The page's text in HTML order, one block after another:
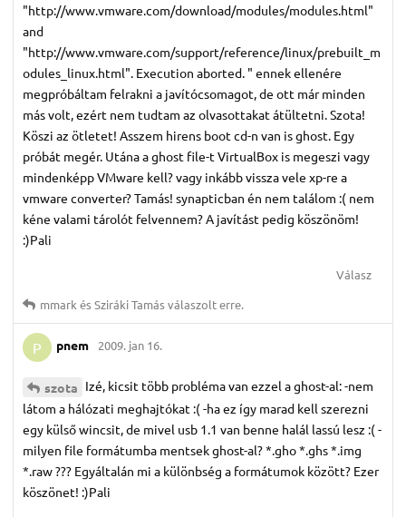
"http://www.vmware.com/download/modules/modules.html"
and
"http://www.vmware.com/support/reference/linux/prebuilt_m
odules_linux.html". Execution aborted. " ennek ellenére
megpróbáltam felrakni a javítócsomagot, de ott már minden
más volt, ezért nem tudtam az olvasottakat átültetni. Szota!
Köszi az ötletet! Asszem hirens boot cd-n van is ghost. Egy
próbát megér. Utána a ghost file-t VirtualBox is megeszi vagy
mindenképp VMware kell? vagy inkább vissza vele xp-re a
vmware converter? Tamás! synapticban én nem találom :( nem
kéne valami tárolót felvennem? A javítást pedig köszönöm!
:)Pali
Válasz
mmark ésSziráki Tamásválaszolt erre.
P pnem 2009. jan 16.
szota Izé, kicsit több probléma van ezzel a ghost-al: -nem
látom a hálózati meghajtókat :( -ha ez így marad kell szerezni
egy külső wincsit, de mivel usb 1.1 van benne halál lassú lesz :( -
milyen file formátumba mentsek ghost-al? *.gho *.ghs *.img
*.raw ??? Egyáltalán mi a különbség a formátumok között? Ezer
köszönet! :)Pali